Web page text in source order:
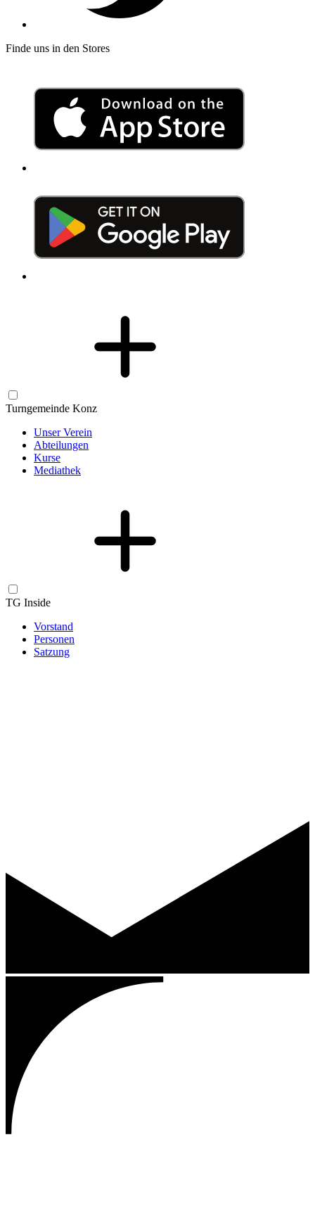
Finde uns in den Stores
Turngemeinde Konz
Unser Verein
Abteilungen
Kurse
Mediathek
TG Inside
Vorstand
Personen
Satzung